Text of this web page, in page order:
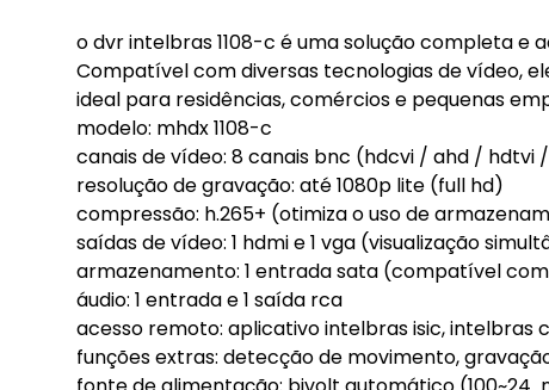
o dvr intelbras 1108-c é uma solução completa
Compatível com diversas tecnologias de vídeo,
ideal para residências, comércios e pequenas
modelo: mhdx 1108-c
canais de vídeo: 8 canais bnc (hdcvi / ahd / hdtvi
resolução de gravação: até 1080p lite (full hd)
compressão: h.265+ (otimiza o uso de
saídas de vídeo: 1 hdmi e 1 vga (visualização
armazenamento: 1 entrada sata (compatível
áudio: 1 entrada e 1 saída rca
acesso remoto: aplicativo intelbras isic, intelbras
funções extras: detecção de movimento,